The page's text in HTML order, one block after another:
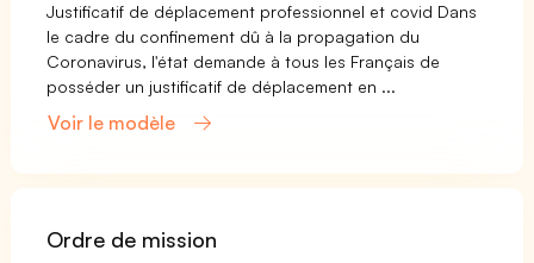
Justificatif de déplacement professionnel et covid Dans
le cadre du confinement dû à la propagation du
Coronavirus, l'état demande à tous les Français de
posséder un justificatif de déplacement en ...
Voir le modèle
Ordre de mission